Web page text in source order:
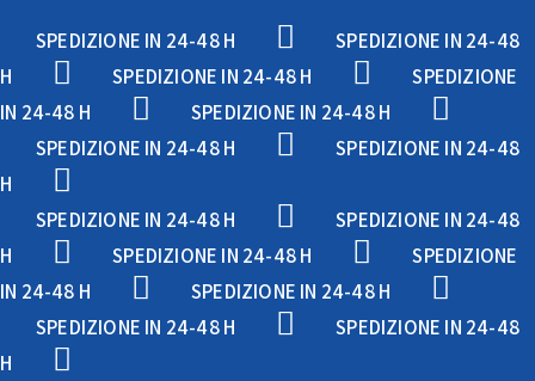
SPEDIZIONE IN 24-48 H
SPEDIZIONE IN 24-48
H
SPEDIZIONE IN 24-48 H
SPEDIZIONE
IN 24-48 H
SPEDIZIONE IN 24-48 H
SPEDIZIONE IN 24-48 H
SPEDIZIONE IN 24-48
H
SPEDIZIONE IN 24-48 H
SPEDIZIONE IN 24-48
H
SPEDIZIONE IN 24-48 H
SPEDIZIONE
IN 24-48 H
SPEDIZIONE IN 24-48 H
SPEDIZIONE IN 24-48 H
SPEDIZIONE IN 24-48
H